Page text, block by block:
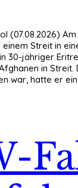
(07.08.2026)
einem Streit in
30-jähriger
in
war, hatte er